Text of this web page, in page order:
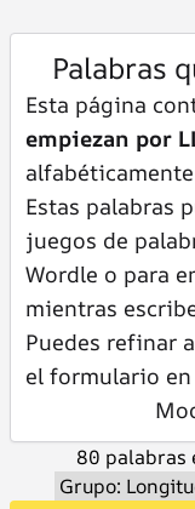
Palabras
Esta página
empiezan por
Estas palabras
juegos de
Wordle o para
mientras
Puedes refinar
el formulario
80 palabras